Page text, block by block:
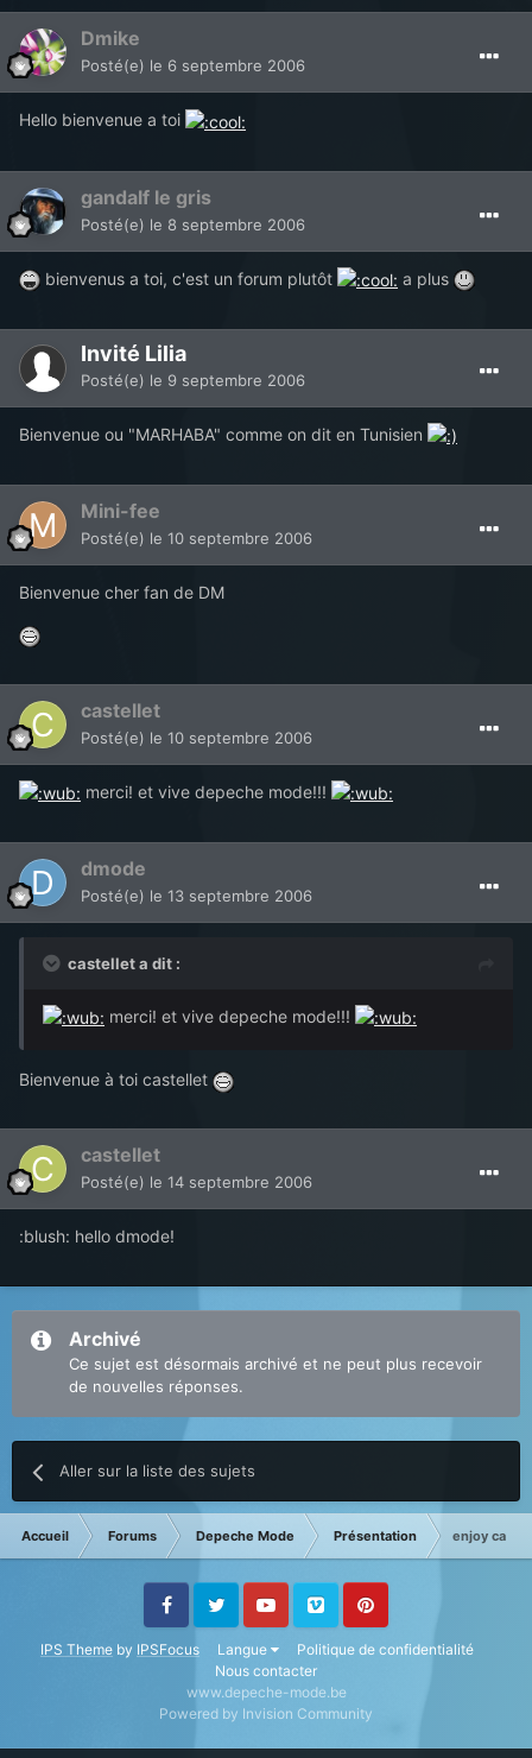
Dmike
Posté(e) le 6 septembre 2006
Hello bienvenue a toi
gandalf le gris
Posté(e) le 8 septembre 2006
bienvenus a toi, c'est un forum plutôt a plus
Invité Lilia
Posté(e) le 9 septembre 2006
Bienvenue ou "MARHABA" comme on dit en Tunisien
Mini-fee
Posté(e) le 10 septembre 2006
Bienvenue cher fan de DM
castellet
Posté(e) le 10 septembre 2006
merci! et vive depeche mode!!!
dmode
Posté(e) le 13 septembre 2006
castellet a dit :
merci! et vive depeche mode!!!
Bienvenue à toi castellet
castellet
Posté(e) le 14 septembre 2006
:blush: hello dmode!
Archivé
Ce sujet est désormais archivé et ne peut plus recevoir
de nouvelles réponses.
Aller sur la liste des sujets
Accueil Forums Depeche Mode Présentation enjoy
IPS Theme by IPSFocus Langue
Politique de confidentialité
Nous contacter
FacebookTwitter Youtube Vimeo Pinterest
www.depeche-mode.be
Powered by Invision Community